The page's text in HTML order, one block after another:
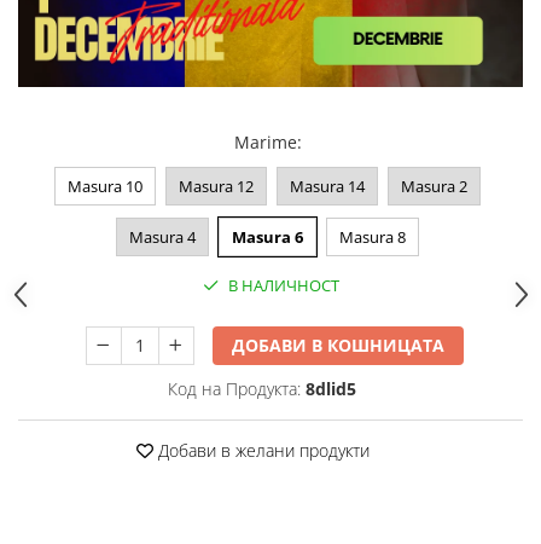
Marime:
Masura 10 Masura 12 Masura 14 Masura 2
Masura 4 Masura 6 Masura 8
В НАЛИЧНОСТ
ДОБАВИ В КОШНИЦАТА
Код на Продукта: 8dlid5
Добави в желани продукти